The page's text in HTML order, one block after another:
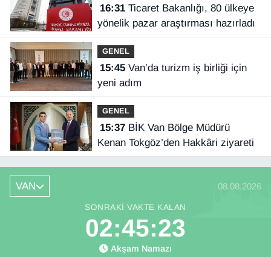
16:31Ticaret Bakanlığı, 80 ülkeye
yönelik pazar araştırması hazırladı
GENEL
15:45Van’da turizm iş birliği için
yeni adım
GENEL
15:37BİK Van Bölge Müdürü
Kenan Tokgöz’den Hakkâri ziyareti
VAN 08.08.2026
SONRAKI VAKTE KALAN
02:45:22
Akşam Namazı